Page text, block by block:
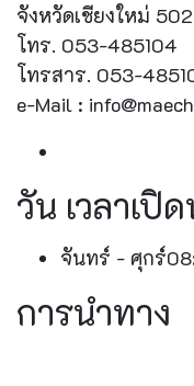
จังหวัดเชียงใหม่
โทร. 053-485104
โทรสาร. 053-
e-Mail :
วัน เวลาเปิ
จันทร์ - ศุกร์
การนำทาง